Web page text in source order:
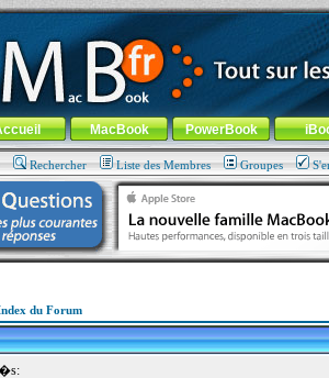
Apple... 100% nomade !
-Aller au menu général-Aller au menu de
MacBook PowerBook
Rechercher Liste des Membres Groupes
du Forum